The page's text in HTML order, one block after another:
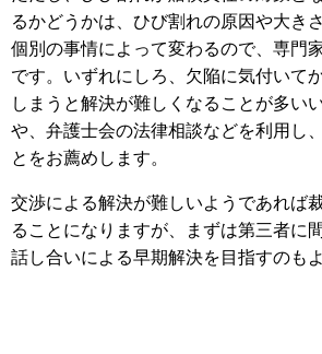
るかどうかは、ひび割れの原因や大き
個別の事情によって変わるので、専門
です。いずれにしろ、欠陥に気付いて
しまうと解決が難しくなることが多い
や、弁護士会の法律相談などを利用し
とをお薦めします。
交渉による解決が難しいようであれば
ることになりますが、まずは第三者に
話し合いによる早期解決を目指すのも